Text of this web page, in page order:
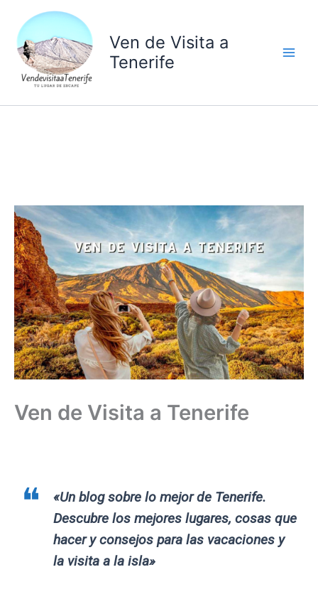
contenido
Ven de Visita a
Tenerife
Ven de Visita a Tenerife
«Un blog sobre lo mejor de Tenerife.
Descubre los mejores lugares, cosas que
hacer y consejos para las vacaciones y
la visita a la isla»